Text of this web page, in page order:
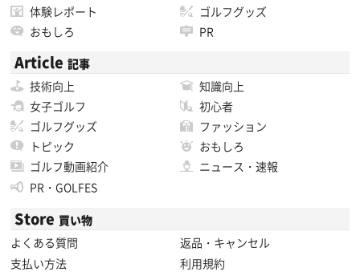
体験レポート
ゴルフグッズ
おもしろ
PR
Article 記事
技術向上
知識向上
女子ゴルフ
初心者
ゴルフグッズ
ファッション
トピック
おもしろ
ゴルフ動画紹介
ニュース・速報
PR・GOLFES
Store 買い物
よくある質問
返品・キャンセル
支払い方法
利用規約